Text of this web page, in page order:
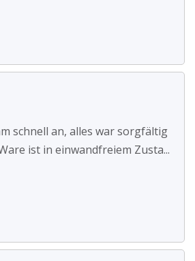
schnell an, alles war sorgfältig
ist in einwandfreiem Zusta...